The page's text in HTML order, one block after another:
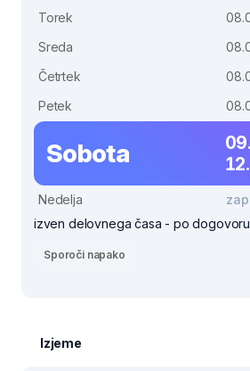
Torek
Sreda
Četrtek
Petek
Sobota
Nedelja
izven delovnega časa - po dogovoru
Sporoči napako
Izjeme